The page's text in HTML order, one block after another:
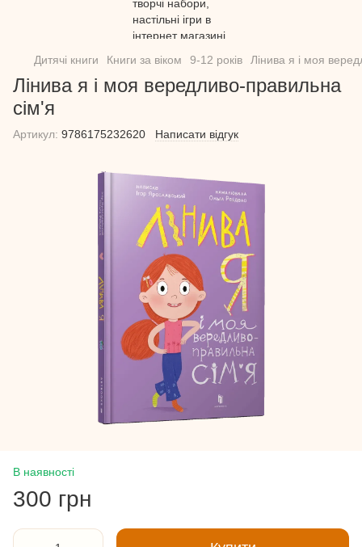
Дитячі книги Книги за віком 9-12 років Лінива я і моя
Лінива я і моя вередливо-правильна
сім'я
Артикул: 9786175232620 Написати відгук
В наявності
300 грн